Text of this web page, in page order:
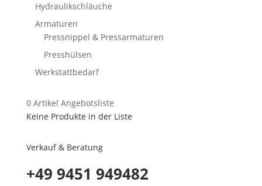
Hydraulikschläuche
Armaturen
Pressnippel & Pressarmaturen
Presshülsen
Werkstattbedarf
0Artikel Angebotsliste
Keine Produkte in der Liste
Verkauf & Beratung
+49 9451 949482